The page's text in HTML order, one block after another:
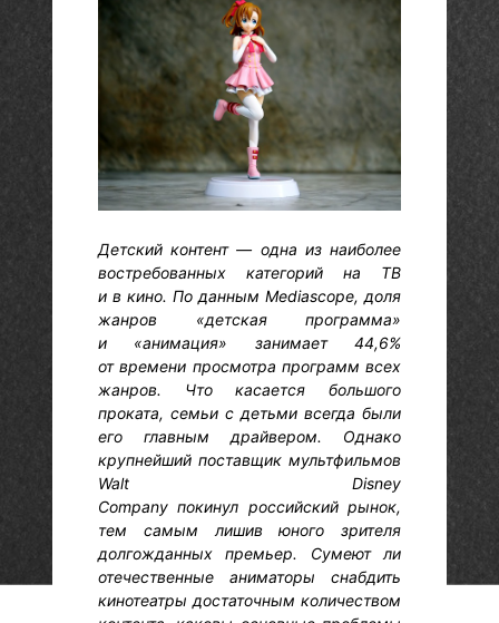
Детский контент — одна из наиболее
востребованных категорий на ТВ
и в кино. По данным Mediascope, доля
жанров «детская программа»
и «анимация» занимает 44,6%
от времени просмотра программ всех
жанров. Что касается большого
проката, семьи с детьми всегда были
его главным драйвером. Однако
крупнейший поставщик мультфильмов
Walt Disney
Company покинул российский рынок,
тем самым лишив юного зрителя
долгожданных премьер. Сумеют ли
отечественные аниматоры снабдить
кинотеатры достаточным количеством